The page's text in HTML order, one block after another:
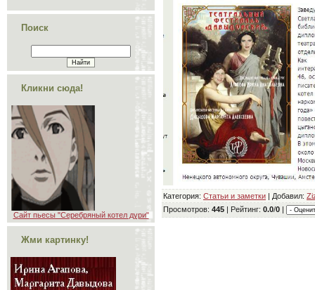
Поиск
Кликни сюда!
Сайт пьесы "Серебряный котел дури"
Жми картинку!
Категория: Статьи и заметки | Добавил:
Просмотров: 445 | Рейтинг: 0.0/0 |